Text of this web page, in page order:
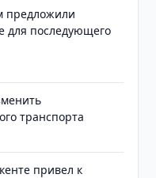
предложили
для последующего
транспорта
привел к